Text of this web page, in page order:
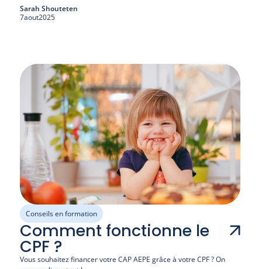
Sarah Shouteten
7aout2025
Conseils en formation
Comment fonctionne le
CPF ?
Vous souhaitez financer votre CAP AEPE grâce à votre CPF ? On